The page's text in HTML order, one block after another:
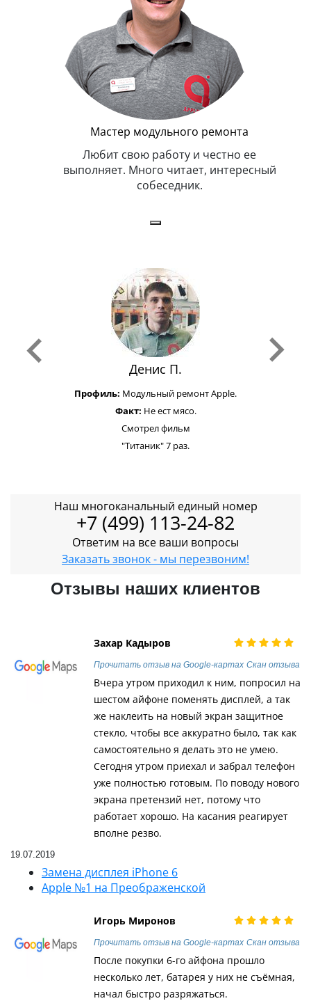
Мастер модульного ремонта
Любит свою работу и честно ее
выполняет. Много читает, интересный
собеседник.
Денис П.
Профиль: Модульный ремонт Apple.
Факт: Не ест мясо.
Смотрел фильм
"Титаник" 7 раз.
Наш многоканальный единый номер
+7 (499) 113-24-82
Ответим на все ваши вопросы
Заказать звонок - мы перезвоним!
Отзывы наших клиентов
Захар Кадыров
Прочитать отзыв на Google-картах Скан отзыва
Вчера утром приходил к ним, попросил на
шестом айфоне поменять дисплей, а так
же наклеить на новый экран защитное
стекло, чтобы все аккуратно было, так как
самостоятельно я делать это не умею.
Сегодня утром приехал и забрал телефон
уже полностью готовым. По поводу нового
экрана претензий нет, потому что
работает хорошо. На касания реагирует
вполне резво.
19.07.2019
Замена дисплея iPhone 6
Apple №1 на Преображенской
Игорь Миронов
Прочитать отзыв на Google-картах Скан отзыва
После покупки 6-го айфона прошло
несколько лет, батарея у них не съёмная,
начал быстро разряжаться.